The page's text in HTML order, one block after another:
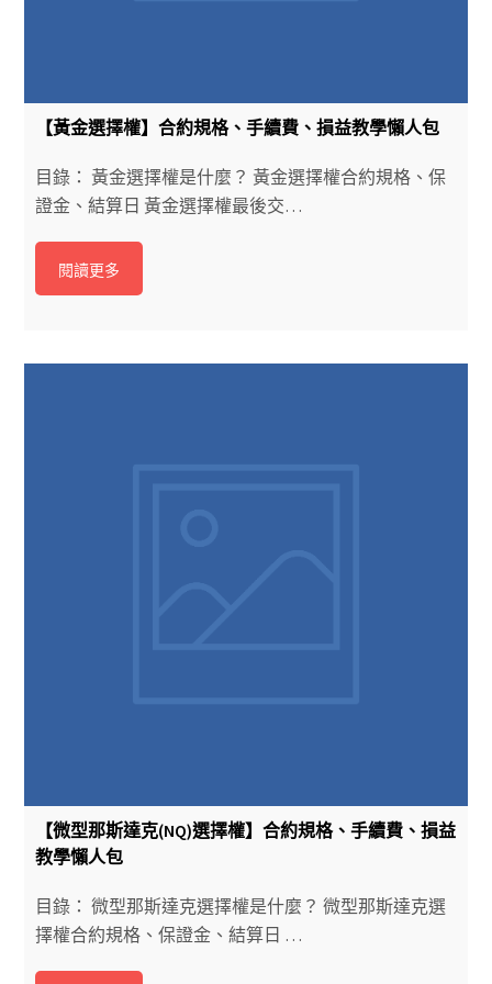
【黃金選擇權】合約規格、手續費、損益教學懶人包
目錄： 黃金選擇權是什麼？ 黃金選擇權合約規格、保
證金、結算日 黃金選擇權最後交…
閱讀更多
【微型那斯達克(NQ)選擇權】合約規格、手續費、損益
教學懶人包
目錄： 微型那斯達克選擇權是什麼？ 微型那斯達克選
擇權合約規格、保證金、結算日 …